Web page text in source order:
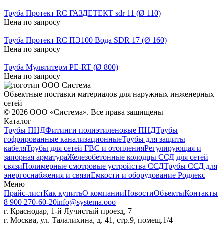
Труба Протект RC ГАЗДЕТЕКТ sdr 11 (Ø 110)
Цена по запросу
Труба Протект RC ПЭ100 Вода SDR 17 (Ø 160)
Цена по запросу
Труба Мультитерм PE-RT (Ø 800)
Цена по запросу
Объектные поставки материалов для наружных инженерных
сетей
© 2026 ООО «Система». Все права защищены
Каталог
Трубы ПНДФитинги полиэтиленовые ПНДТрубы
гофрированные канализационныеТрубы для защиты
кабеляТрубы для сетей ГВС и отопленияРегулирующая и
запорная арматураЖелезобетонные колодцы ССД для сетей
связиПолимерные смотровые устройства ССДТрубы ССД для
энергоснабжения и связиЕмкости и оборудование Родлекс
Меню
Прайс-листКак купитьО компанииНовостиОбъектыКонтакты
8 900 270-60-20info@systema.ooo
г. Краснодар, 1-й Лучистый проезд, 7
г. Москва, ул. Талалихина, д. 41, стр.9, помещ.1/4